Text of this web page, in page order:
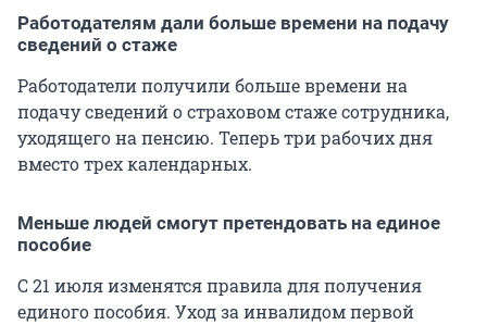
Работодателям дали больше времени на подачу
сведений о стаже
Работодатели получили больше времени на
подачу сведений о страховом стаже сотрудника,
уходящего на пенсию. Теперь три рабочих дня
вместо трех календарных.
Меньше людей смогут претендовать на единое
пособие
С 21 июля изменятся правила для получения
единого пособия. Уход за инвалидом первой